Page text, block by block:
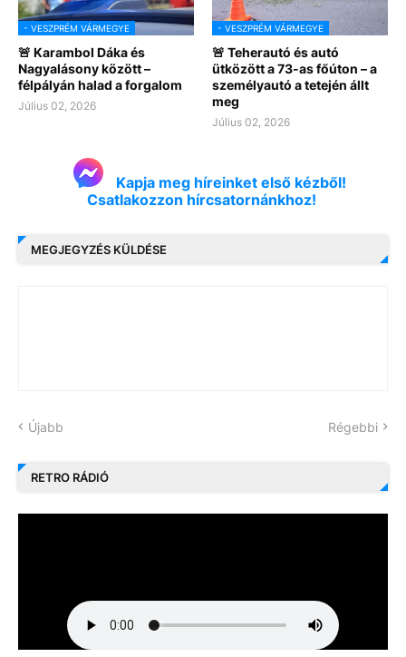
- VESZPRÉM VÁRMEGYE
🚨 Karambol Dáka és
Nagyalásony között –
félpályán halad a forgalom
Július 02, 2026
- VESZPRÉM VÁRMEGYE
🚨 Teherautó és autó
ütközött a 73-as főúton – a
személyautó a tetején állt
meg
Július 02, 2026
Kapja meg híreinket első kézből!
Csatlakozzon hírcsatornánkhoz!
MEGJEGYZÉS KÜLDÉSE
Újabb Régebbi
RETRO RÁDIÓ